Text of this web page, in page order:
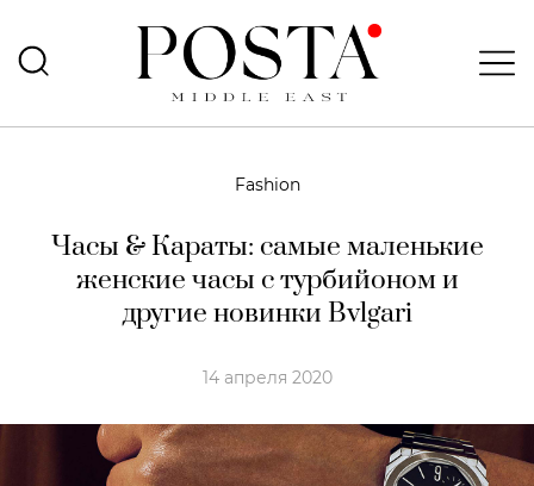
Fashion
Часы & Караты: самые маленькие
женские часы с турбийоном и
другие новинки Bvlgari
14 апреля 2020